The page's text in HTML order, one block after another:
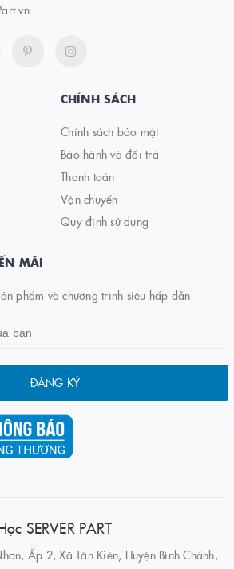
CHÍNH SÁCH
Chính sách bảo mật
Bảo hành và đổi trả
Thanh toán
Vận chuyển
Quy định sử dụng
MÃI
phẩm và chương trình siêu hấp dẫn
ĐĂNG KÝ
SERVER PART
Ấp 2, Xã Tân Kiên, Huyện Bình Chánh,